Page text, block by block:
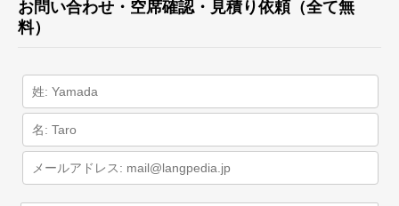
お問い合わせ・空席確認・見積り依頼（全て無
料）